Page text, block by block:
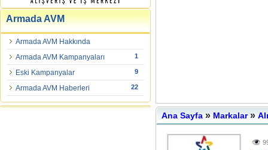
Armada AVM
Armada AVM Hakkında
Armada AVM Kampanyaları
1
Eski Kampanyalar 9
Armada AVM Haberleri 22
Ana Sayfa » Markalar»